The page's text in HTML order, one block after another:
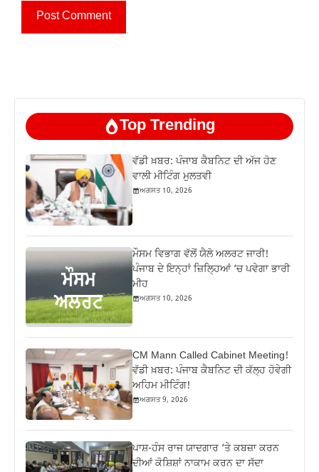
Top Trending
ਵੱਡੀ ਖ਼ਬਰ: ਪੰਜਾਬ ਕੈਬਨਿਟ ਦੀ ਅੱਜ ਹੋਣ
ਵਾਲੀ ਮੀਟਿੰਗ ਮੁਲਤਵੀ
ਅਗਸਤ 10, 2026
ਮੌਸਮ ਵਿਭਾਗ ਵੱਲੋਂ ਯੈਲੋ ਅਲਰਟ ਜਾਰੀ!
ਪੰਜਾਬ ਦੇ ਇਨ੍ਹਾਂ ਜ਼ਿਲ੍ਹਿਆਂ ‘ਚ ਪਵੇਗਾ ਭਾਰੀ
ਮੀਹ
ਅਗਸਤ 10, 2026
CM Mann Called Cabinet Meeting!
ਵੱਡੀ ਖ਼ਬਰ: ਪੰਜਾਬ ਕੈਬਨਿਟ ਦੀ ਕੱਲ੍ਹ ਹੋਵੇਗੀ
ਅਹਿਮ ਮੀਟਿੰਗ!
ਅਗਸਤ 9, 2026
ਪਾਸ਼-ਹੰਸ ਰਾਜ ਯਾਦਗਾਰ ‘ਤੇ ਕਬਜ਼ਾ ਕਰਨ
ਦੀਆਂ ਕੋਸ਼ਿਸ਼ਾਂ ਨਾਕਾਮ ਕਰਨ ਦਾ ਸੱਦਾ